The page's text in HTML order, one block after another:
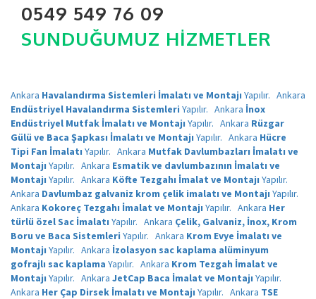
0549 549 76 09
SUNDUĞUMUZ HIZMETLER
Ankara Havalandırma Sistemleri İmalatı ve Montajı Yapılır. Ankara
Endüstriyel Havalandırma Sistemleri Yapılır. Ankara İnox
Endüstriyel Mutfak İmalatı ve Montajı Yapılır. Ankara Rüzgar
Gülü ve Baca Şapkası İmalatı ve Montajı Yapılır. Ankara Hücre
Tipi Fan İmalatı Yapılır. Ankara Mutfak Davlumbazları İmalatı ve
Montajı Yapılır. Ankara Esmatik ve davlumbazının İmalatı ve
Montajı Yapılır. Ankara Köfte Tezgahı İmalat ve Montajı Yapılır.
Ankara Davlumbaz galvaniz krom çelik imalatı ve Montajı Yapılır.
Ankara Kokoreç Tezgahı İmalat ve Montajı Yapılır. Ankara Her
türlü özel Sac İmalatı Yapılır. Ankara Çelik, Galvaniz, İnox, Krom
Boru ve Baca Sistemleri Yapılır. Ankara Krom Evye İmalatı ve
Montajı Yapılır. Ankara İzolasyon sac kaplama alüminyum
gofrajlı sac kaplama Yapılır. Ankara Krom Tezgah İmalat ve
Montajı Yapılır. Ankara JetCap Baca İmalat ve Montajı Yapılır.
Ankara Her Çap Dirsek İmalatı ve Montajı Yapılır. Ankara TSE